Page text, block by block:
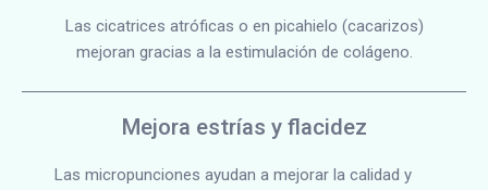
Las cicatrices atróficas o en picahielo (cacarizos)
mejoran gracias a la estimulación de colágeno.
Mejora estrías y flacidez
Las micropunciones ayudan a mejorar la calidad y